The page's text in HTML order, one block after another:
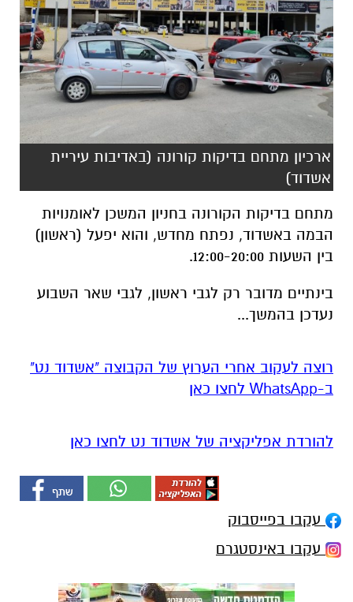
ארכיון מתחם בדיקות קורונה (באדיבות עיריית
אשדוד)
מתחם בדיקות הקורונה בחניון המשכן לאומנויות
הבמה באשדוד, נפתח מחדש, והוא יפעל (ראשון)
בין השעות 12:00-20:00.
בינתיים מדובר רק לגבי ראשון, לגבי שאר השבוע
נעדכן בהמשך...
רוצה לעקוב אחרי הערוץ של הקבוצה "אשדוד נט"
ב-WhatsApp לחצו כאן
להורדת אפליקציה של אשדוד נט לחצו כאן
עקבו בפייסבוק
עקבו באינסטגרם